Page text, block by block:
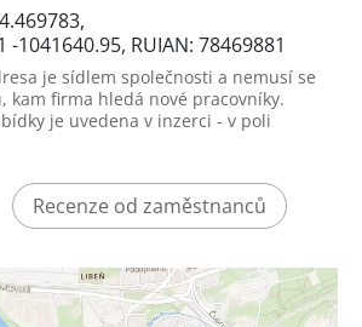
-1041640.95, RUIAN: 78469881
je sídlem společnosti a nemusí se
kam firma hledá nové pracovníky.
je uvedena v inzerci - v poli
Recenze od zaměstnanců